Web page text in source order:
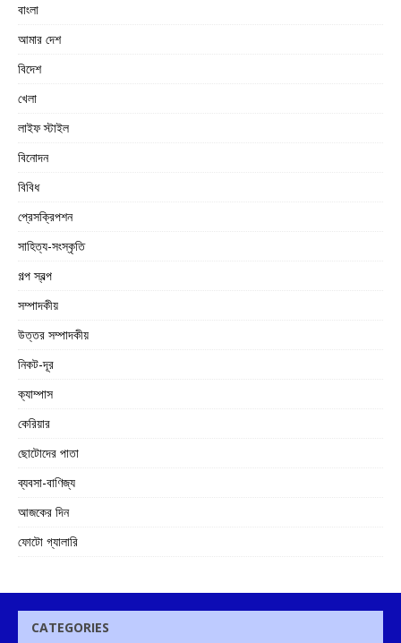
বাংলা
আমার দেশ
বিদেশ
খেলা
লাইফ স্টাইল
বিনোদন
বিবিধ
প্রেসক্রিপশন
সাহিত্য-সংস্কৃতি
গল্প স্বল্প
সম্পাদকীয়
উত্তর সম্পাদকীয়
নিকট-দূর
ক্যাম্পাস
কেরিয়ার
ছোটোদের পাতা
ব্যবসা-বাণিজ্য
আজকের দিন
ফোটো গ্যালারি
CATEGORIES